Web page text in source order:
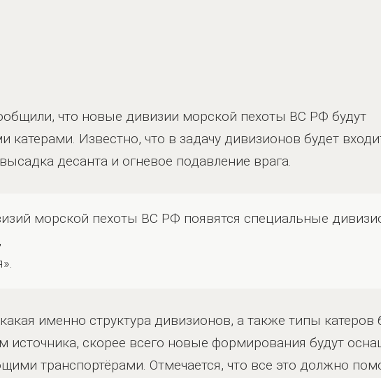
что новые дивизии морской пехоты ВС РФ будут
Известно, что в задачу дивизионов будет
десанта и огневое подавление врага.
морской пехоты ВС РФ появятся специальные
именно структура дивизионов, а также типы катеров
источника, скорее всего новые формирования будут
транспортёрами. Отмечается, что все это должно